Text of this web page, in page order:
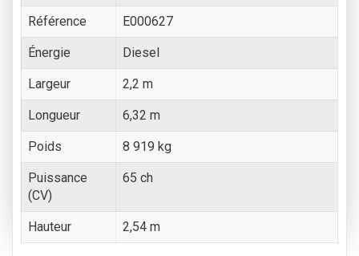
Référence E000627
Énergie Diesel
Largeur 2,2 m
Longueur 6,32 m
Poids 8 919 kg
Puissance
(CV)
65 ch
Hauteur 2,54 m